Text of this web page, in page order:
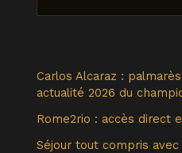
Carlos Alcaraz :
actualité 2026 du
Rome2rio : accès direct
Séjour tout compris